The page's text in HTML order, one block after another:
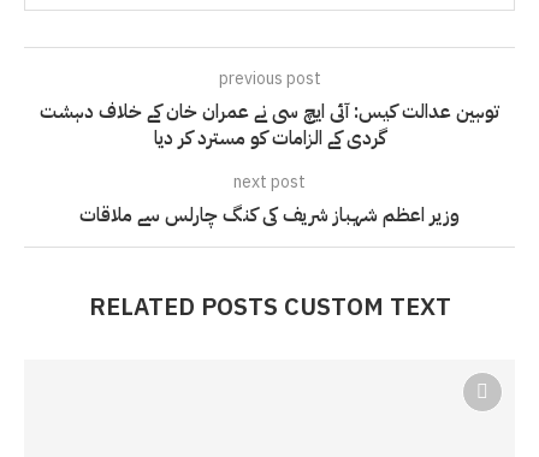
previous post
توہین عدالت کیس: آئی ایچ سی نے عمران خان کے خلاف دہشت
گردی کے الزامات کو مسترد کر دیا
next post
وزیر اعظم شہباز شریف کی کنگ چارلس سے ملاقات
RELATED POSTS CUSTOM TEXT